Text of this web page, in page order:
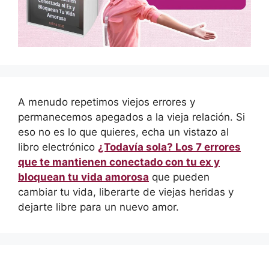
A menudo repetimos viejos errores y
permanecemos apegados a la vieja relación. Si
eso no es lo que quieres, echa un vistazo al
libro electrónico ¿Todavía sola? Los 7 errores
que te mantienen conectado con tu ex y
bloquean tu vida amorosa que pueden
cambiar tu vida, liberarte de viejas heridas y
dejarte libre para un nuevo amor.